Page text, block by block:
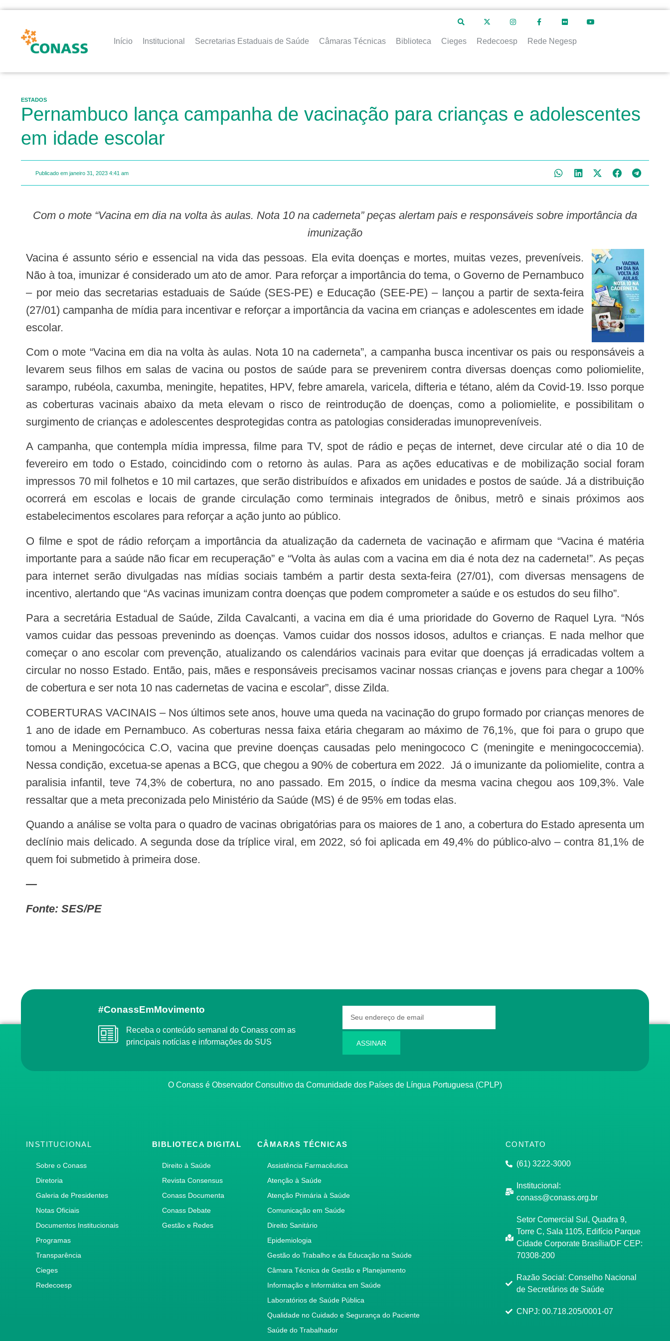
Início Institucional Secretarias Estaduais de Saúde Câmaras Técnicas Biblioteca Cieges Redecoesp Rede Negesp
ESTADOS
Pernambuco lança campanha de vacinação para crianças e adolescentes
em idade escolar
Publicado em janeiro 31, 2023 4:41 am
Com o mote “Vacina em dia na volta às aulas. Nota 10 na caderneta” peças alertam pais e responsáveis sobre importância da
imunização
Vacina é assunto sério e essencial na vida das pessoas. Ela evita doenças e mortes, muitas vezes, preveníveis.
Não à toa, imunizar é considerado um ato de amor. Para reforçar a importância do tema, o Governo de Pernambuco
– por meio das secretarias estaduais de Saúde (SES-PE) e Educação (SEE-PE) – lançou a partir de sexta-feira
(27/01) campanha de mídia para incentivar e reforçar a importância da vacina em crianças e adolescentes em idade
escolar.
Com o mote “Vacina em dia na volta às aulas. Nota 10 na caderneta”, a campanha busca incentivar os pais ou responsáveis a
levarem seus filhos em salas de vacina ou postos de saúde para se prevenirem contra diversas doenças como poliomielite,
sarampo, rubéola, caxumba, meningite, hepatites, HPV, febre amarela, varicela, difteria e tétano, além da Covid-19. Isso porque
as coberturas vacinais abaixo da meta elevam o risco de reintrodução de doenças, como a poliomielite, e possibilitam o
surgimento de crianças e adolescentes desprotegidas contra as patologias consideradas imunopreveníveis.
A campanha, que contempla mídia impressa, filme para TV, spot de rádio e peças de internet, deve circular até o dia 10 de
fevereiro em todo o Estado, coincidindo com o retorno às aulas. Para as ações educativas e de mobilização social foram
impressos 70 mil folhetos e 10 mil cartazes, que serão distribuídos e afixados em unidades e postos de saúde. Já a distribuição
ocorrerá em escolas e locais de grande circulação como terminais integrados de ônibus, metrô e sinais próximos aos
estabelecimentos escolares para reforçar a ação junto ao público.
O filme e spot de rádio reforçam a importância da atualização da caderneta de vacinação e afirmam que “Vacina é matéria
importante para a saúde não ficar em recuperação” e “Volta às aulas com a vacina em dia é nota dez na caderneta!”. As peças
para internet serão divulgadas nas mídias sociais também a partir desta sexta-feira (27/01), com diversas mensagens de
incentivo, alertando que “As vacinas imunizam contra doenças que podem comprometer a saúde e os estudos do seu filho”.
Para a secretária Estadual de Saúde, Zilda Cavalcanti, a vacina em dia é uma prioridade do Governo de Raquel Lyra. “Nós
vamos cuidar das pessoas prevenindo as doenças. Vamos cuidar dos nossos idosos, adultos e crianças. E nada melhor que
começar o ano escolar com prevenção, atualizando os calendários vacinais para evitar que doenças já erradicadas voltem a
circular no nosso Estado. Então, pais, mães e responsáveis precisamos vacinar nossas crianças e jovens para chegar a 100%
de cobertura e ser nota 10 nas cadernetas de vacina e escolar”, disse Zilda.
COBERTURAS VACINAIS – Nos últimos sete anos, houve uma queda na vacinação do grupo formado por crianças menores de
1 ano de idade em Pernambuco. As coberturas nessa faixa etária chegaram ao máximo de 76,1%, que foi para o grupo que
tomou a Meningocócica C.O, vacina que previne doenças causadas pelo meningococo C (meningite e meningococcemia).
Nessa condição, excetua-se apenas a BCG, que chegou a 90% de cobertura em 2022. Já o imunizante da poliomielite, contra a
paralisia infantil, teve 74,3% de cobertura, no ano passado. Em 2015, o índice da mesma vacina chegou aos 109,3%. Vale
ressaltar que a meta preconizada pelo Ministério da Saúde (MS) é de 95% em todas elas.
Quando a análise se volta para o quadro de vacinas obrigatórias para os maiores de 1 ano, a cobertura do Estado apresenta um
declínio mais delicado. A segunda dose da tríplice viral, em 2022, só foi aplicada em 49,4% do público-alvo – contra 81,1% de
quem foi submetido à primeira dose.
—
Fonte: SES/PE
#ConassEmMovimento
Receba o conteúdo semanal do Conass com as
principais notícias e informações do SUS
ASSINAR
O Conass é Observador Consultivo da Comunidade dos Países de Língua Portuguesa (CPLP)
INSTITUCIONAL
Sobre o Conass
Diretoria
Galeria de Presidentes
Notas Oficiais
Documentos Institucionais
Programas
Transparência
Cieges
Redecoesp
BIBLIOTECA DIGITAL
Direito à Saúde
Revista Consensus
Conass Documenta
Conass Debate
Gestão e Redes
CÂMARAS TÉCNICAS
Assistência Farmacêutica
Atenção à Saúde
Atenção Primária à Saúde
Comunicação em Saúde
Direito Sanitário
Epidemiologia
Gestão do Trabalho e da Educação na Saúde
Câmara Técnica de Gestão e Planejamento
Informação e Informática em Saúde
Laboratórios de Saúde Pública
Qualidade no Cuidado e Segurança do Paciente
Saúde do Trabalhador
CONTATO
(61) 3222-3000
Institucional:
conass@conass.org.br
Setor Comercial Sul, Quadra 9,
Torre C, Sala 1105, Edifício Parque
Cidade Corporate Brasília/DF CEP:
70308-200
Razão Social: Conselho Nacional
de Secretários de Saúde
CNPJ: 00.718.205/0001-07